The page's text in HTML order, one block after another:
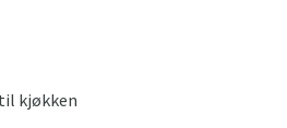
kjøkken